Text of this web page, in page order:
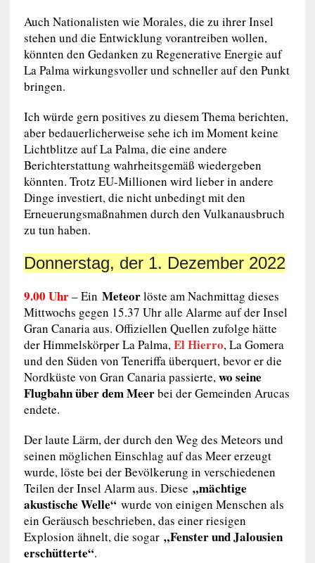
Auch Nationalisten wie Morales, die zu ihrer Insel
stehen und die Entwicklung vorantreiben wollen,
könnten den Gedanken zu Regenerative Energie auf
La Palma wirkungsvoller und schneller auf den Punkt
bringen.
Ich würde gern positives zu diesem Thema berichten,
aber bedauerlicherweise sehe ich im Moment keine
Lichtblitze auf La Palma, die eine andere
Berichterstattung wahrheitsgemäß wiedergeben
könnten. Trotz EU-Millionen wird lieber in andere
Dinge investiert, die nicht unbedingt mit den
Erneuerungsmaßnahmen durch den Vulkanausbruch
zu tun haben.
Donnerstag, der 1. Dezember 2022
9.00 Uhr– Ein Meteorlöste am Nachmittag dieses
Mittwochs gegen 15.37 Uhr alle Alarme auf der Insel
Gran Canaria aus. Offiziellen Quellen zufolge hätte
der Himmelskörper La Palma,El Hierro, La Gomera
und den Süden von Teneriffa überquert, bevor er die
Nordküste von Gran Canaria passierte,wo seine
Flugbahn über dem Meerbei der Gemeinden Arucas
endete.
Der laute Lärm, der durch den Weg des Meteors und
seinen möglichen Einschlag auf das Meer erzeugt
wurde, löste bei der Bevölkerung in verschiedenen
Teilen der Insel Alarm aus. Diese „mächtige
akustische Welle“wurde von einigen Menschen als
ein Geräusch beschrieben, das einer riesigen
Explosion ähnelt, die sogar „Fenster und Jalousien
erschütterte“.